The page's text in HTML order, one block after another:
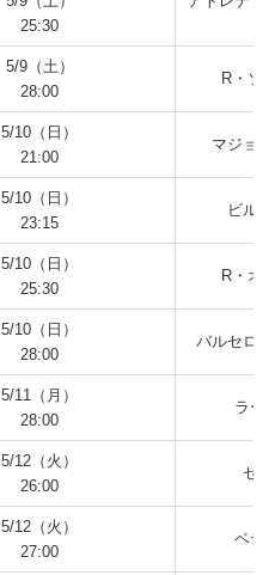
25:30
5/9（土）
28:00
R・ソ
5/10（日）
21:00
マジョ
5/10（日）
23:15
ビル
5/10（日）
25:30
R・オ
5/10（日）
28:00
バルセロ
5/11（月）
28:00
ラー
5/12（火）
26:00
セ
5/12（火）
27:00
ベテ